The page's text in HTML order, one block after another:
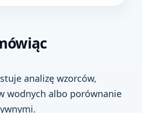
analizę wzorców,
wodnych albo porównanie